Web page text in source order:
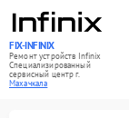
FIX-INFINIX
Ремонт устройств Infinix
Специализированный
cервисный центр г.
Махачкала